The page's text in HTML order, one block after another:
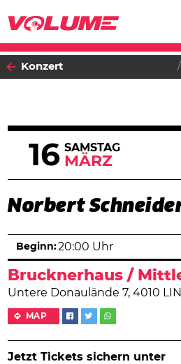
Konzert
16 SAMSTAG
MÄRZ
Norbert
Brucknerhaus /
Untere Donaulände 7, 4010
MAP
Jetzt Tickets sichern unter
Beginn:20:00 Uhr